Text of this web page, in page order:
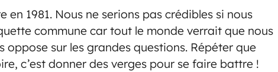
en 1981. Nous ne serions pas crédibles si nous
commune car tout le monde verrait que nous
sur les grandes questions. Répéter que
c’est donner des verges pour se faire battre !